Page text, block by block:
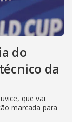
do
da
que vai
marcada para